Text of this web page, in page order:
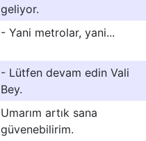
geliyor.
- Yani metrolar, yani...
- Lütfen devam edin Vali
Bey.
Umarım artık sana
güvenebilirim.